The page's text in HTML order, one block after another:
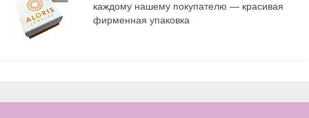
каждому нашему покупателю — красивая
фирменная упаковка